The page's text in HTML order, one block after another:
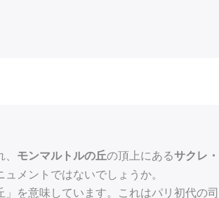
モンマルトルの丘の頂上にあるサクレ
ュメントではないでしょうか。
」を意味しています。これはパリ初代の